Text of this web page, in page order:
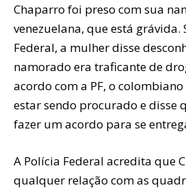
Chaparro foi preso com sua
venezuelana, que está grávida.
Federal, a mulher disse
namorado era traficante de
acordo com a PF, o
estar sendo procurado e disse
fazer um acordo para se
A Polícia Federal acredita que
qualquer relação com as